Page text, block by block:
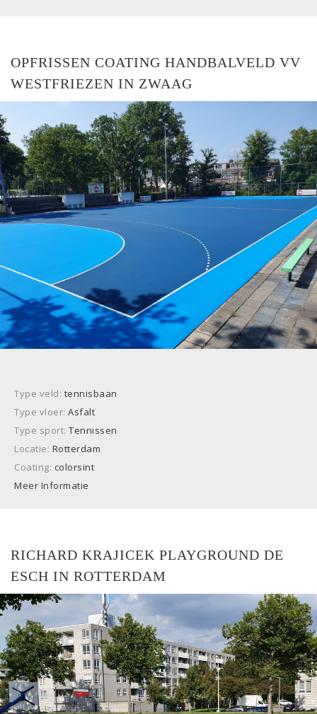
OPFRISSEN COATING HANDBALVELD VV
WESTFRIEZEN IN ZWAAG
Type veld: tennisbaan
Type vloer: Asfalt
Type sport: Tennissen
Locatie: Rotterdam
Coating: colorsint
Meer Informatie
RICHARD KRAJICEK PLAYGROUND DE
ESCH IN ROTTERDAM